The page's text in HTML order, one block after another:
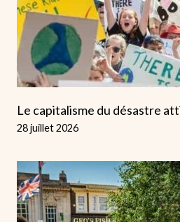
Le capitalisme du désastre
28 juillet 2026